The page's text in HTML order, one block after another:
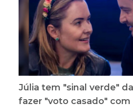
Júlia tem "sinal verde"
fazer "voto casado" com